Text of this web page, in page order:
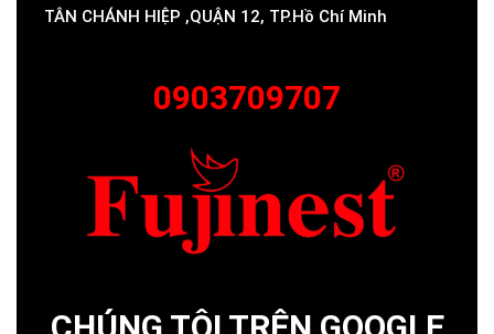
TÂN CHÁNH HIỆP ,QUẬN 12, TP.Hồ Chí Minh
0903709707
CHÚNG TÔI TRÊN GOOGLE